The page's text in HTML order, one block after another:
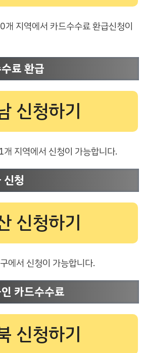
개 지역에서 카드수수료 환급신청이
료 환급
신청하기
지역에서 신청이 가능합니다.
신청
신청하기
에서 신청이 가능합니다.
카드수수료
신청하기